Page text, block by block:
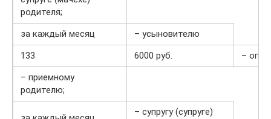
родителя;
за каждый месяц
– усыновителю
133
6000 руб.
–
– приемному
родителю;
– супругу (супруге)